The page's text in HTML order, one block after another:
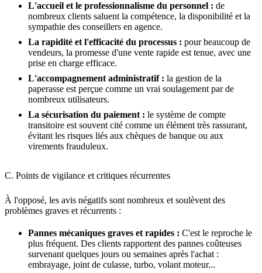
L'accueil et le professionnalisme du personnel : de
nombreux clients saluent la compétence, la disponibilité et la
sympathie des conseillers en agence.
La rapidité et l'efficacité du processus : pour beaucoup de
vendeurs, la promesse d'une vente rapide est tenue, avec une
prise en charge efficace.
L'accompagnement administratif : la gestion de la
paperasse est perçue comme un vrai soulagement par de
nombreux utilisateurs.
La sécurisation du paiement : le système de compte
transitoire est souvent cité comme un élément très rassurant,
évitant les risques liés aux chèques de banque ou aux
virements frauduleux.
C. Points de vigilance et critiques récurrentes
À l'opposé, les avis négatifs sont nombreux et soulèvent des
problèmes graves et récurrents :
Pannes mécaniques graves et rapides : C'est le reproche le
plus fréquent. Des clients rapportent des pannes coûteuses
survenant quelques jours ou semaines après l'achat :
embrayage, joint de culasse, turbo, volant moteur...